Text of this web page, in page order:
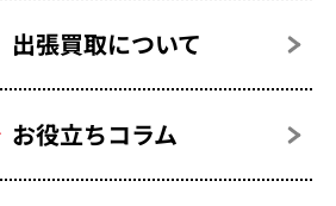
出張買取について
お役立ちコラム